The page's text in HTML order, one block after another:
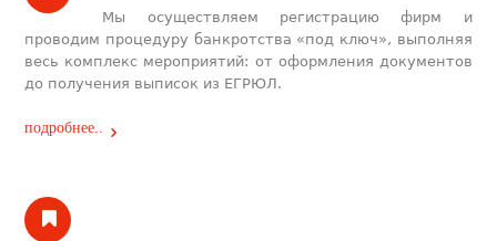
Мы осуществляем регистрацию фирм и
проводим процедуру банкротства «под ключ», выполняя
весь комплекс мероприятий: от оформления документов
до получения выписок из ЕГРЮЛ.
подробнее..